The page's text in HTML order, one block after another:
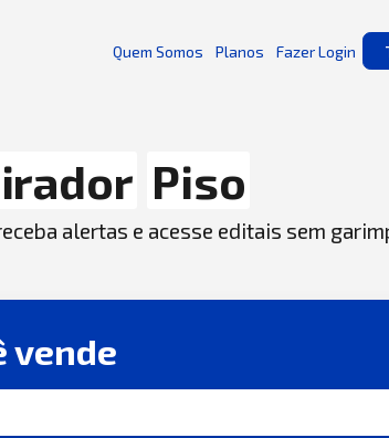
Quem Somos Planos Fazer Login
Piso
alertas e acesse editais sem
vende